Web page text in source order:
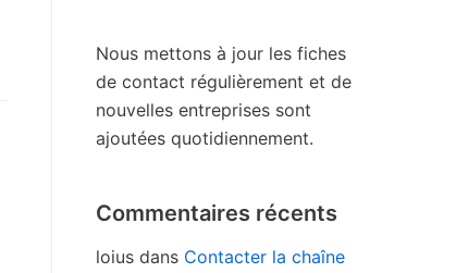
Nous mettons à jour les fiches
de contact régulièrement et de
nouvelles entreprises sont
ajoutées quotidiennement.
Commentaires récents
loius dans Contacter la chaîne